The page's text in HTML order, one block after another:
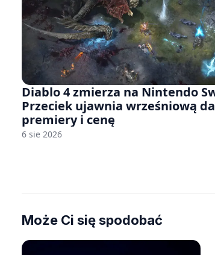
Diablo 4 zmierza na Nintendo
Przeciek ujawnia wrześniową
premiery i cenę
6 sie 2026
Może Ci się spodobać